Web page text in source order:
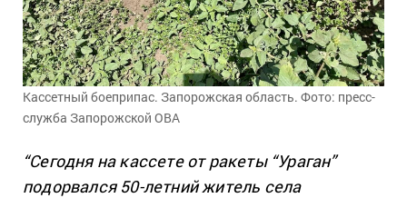
Кассетный боеприпас. Запорожская область. Фото: пресс-
служба Запорожской ОВА
“Сегодня на кассете от ракеты “Ураган”
подорвался 50-летний житель села